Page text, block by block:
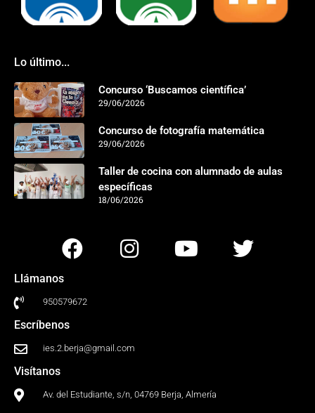
Lo último...
Concurso ‘Buscamos científica’
29/06/2026
Concurso de fotografía matemática
29/06/2026
Taller de cocina con alumnado de aulas
específicas
18/06/2026
Llámanos
950579672
Escríbenos
ies.2.berja@gmail.com
Visítanos
Av. del Estudiante, s/n, 04769 Berja, Almería